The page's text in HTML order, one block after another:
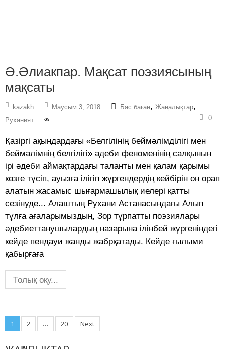
Ә.Әлиакпар. Мақсат поэзиясының
мақсаты
kazakh Маусым 3, 2018 Бас баған, Жаңалықтар,
Руханият 0
Қазіргі ақындардағы «Белгілінің беймәлімділігі мен
беймәлімнің белгілігі» әдеби феноменінің салқынын
ірі әдеби аймақтардағы таланты мен қалам қарымы
көзге түсіп, ауызға ілігіп жүргендердің кейбірін он орап
алатын жасамыс шығармашылық иелері қатты
сезінуде... Алаштың Рухани Астанасындағы Алып
тұлға ағаларымыздың, Зор тұрпатты поэзиялары
әдебиеттанушылардың назарына ілінбей жүргеніндегі
кейде пендауи жанды жабрқатады. Кейде ғылыми
қабырғаға
Толық оқу...
Posts
1 2 … 20 Next